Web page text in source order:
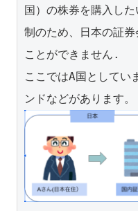
国）の株券を購入し
制のため、日本の証
ことができません.
ここではA国としてい